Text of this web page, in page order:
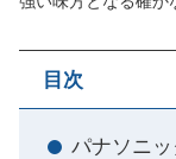
目次
パナソニ